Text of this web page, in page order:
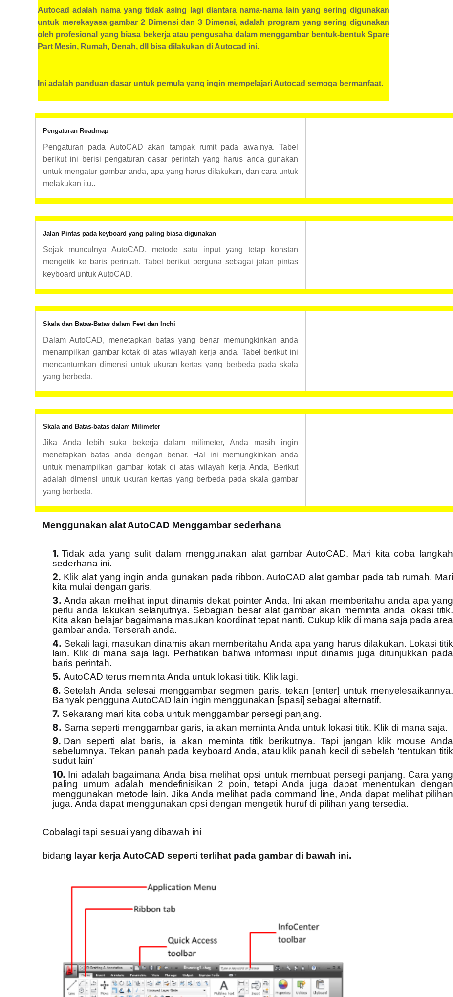
Autocad adalah nama yang tidak asing lagi diantara nama-nama lain yang sering digunakan
untuk merekayasa gambar 2 Dimensi dan 3 Dimensi, adalah program yang sering digunakan
oleh profesional yang biasa bekerja atau pengusaha dalam menggambar bentuk-bentuk Spare
Part Mesin, Rumah, Denah, dll bisa dilakukan di Autocad ini.
Ini adalah panduan dasar untuk pemula yang ingin mempelajari Autocad semoga bermanfaat.
Pengaturan Roadmap
Pengaturan pada AutoCAD akan tampak rumit pada awalnya. Tabel
berikut ini berisi pengaturan dasar perintah yang harus anda gunakan
untuk mengatur gambar anda, apa yang harus dilakukan, dan cara untuk
melakukan itu..
Jalan Pintas pada keyboard yang paling biasa digunakan
Sejak munculnya AutoCAD, metode satu input yang tetap konstan
mengetik ke baris perintah. Tabel berikut berguna sebagai jalan pintas
keyboard untuk AutoCAD.
Skala dan Batas-Batas dalam Feet dan Inchi
Dalam AutoCAD, menetapkan batas yang benar memungkinkan anda
menampilkan gambar kotak di atas wilayah kerja anda. Tabel berikut ini
mencantumkan dimensi untuk ukuran kertas yang berbeda pada skala
yang berbeda.
Skala and Batas-batas dalam Milimeter
Jika Anda lebih suka bekerja dalam milimeter, Anda masih ingin
menetapkan batas anda dengan benar. Hal ini memungkinkan anda
untuk menampilkan gambar kotak di atas wilayah kerja Anda, Berikut
adalah dimensi untuk ukuran kertas yang berbeda pada skala gambar
yang berbeda.
Menggunakan alat AutoCAD Menggambar sederhana
Tidak ada yang sulit dalam menggunakan alat gambar AutoCAD. Mari kita coba langkah
sederhana ini.
Klik alat yang ingin anda gunakan pada ribbon. AutoCAD alat gambar pada tab rumah. Mari
kita mulai dengan garis.
Anda akan melihat input dinamis dekat pointer Anda. Ini akan memberitahu anda apa yang
perlu anda lakukan selanjutnya. Sebagian besar alat gambar akan meminta anda lokasi titik.
Kita akan belajar bagaimana masukan koordinat tepat nanti. Cukup klik di mana saja pada area
gambar anda. Terserah anda.
Sekali lagi, masukan dinamis akan memberitahu Anda apa yang harus dilakukan. Lokasi titik
lain. Klik di mana saja lagi. Perhatikan bahwa informasi input dinamis juga ditunjukkan pada
baris perintah.
AutoCAD terus meminta Anda untuk lokasi titik. Klik lagi.
Setelah Anda selesai menggambar segmen garis, tekan [enter] untuk menyelesaikannya.
Banyak pengguna AutoCAD lain ingin menggunakan [spasi] sebagai alternatif.
Sekarang mari kita coba untuk menggambar persegi panjang.
Sama seperti menggambar garis, ia akan meminta Anda untuk lokasi titik. Klik di mana saja.
Dan seperti alat baris, ia akan meminta titik berikutnya. Tapi jangan klik mouse Anda
sebelumnya. Tekan panah pada keyboard Anda, atau klik panah kecil di sebelah 'tentukan titik
sudut lain'
Ini adalah bagaimana Anda bisa melihat opsi untuk membuat persegi panjang. Cara yang
paling umum adalah mendefinisikan 2 poin, tetapi Anda juga dapat menentukan dengan
menggunakan metode lain. Jika Anda melihat pada command line, Anda dapat melihat pilihan
juga. Anda dapat menggunakan opsi dengan mengetik huruf di pilihan yang tersedia.
Cobalagi tapi sesuai yang dibawah ini
bidang layar kerja AutoCAD seperti terlihat pada gambar di bawah ini.